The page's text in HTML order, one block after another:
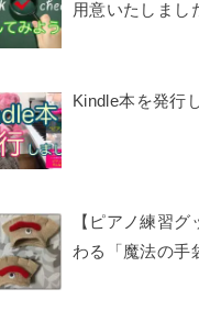
用意いたしまし
Kindle本を発行
【ピアノ練習
わる「魔法の手